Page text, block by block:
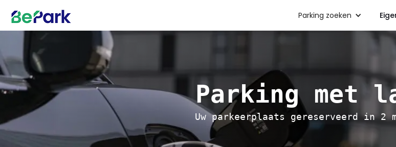
Parking zoeken
Parking met
Uw parkeerplaats gereserveerd in 2